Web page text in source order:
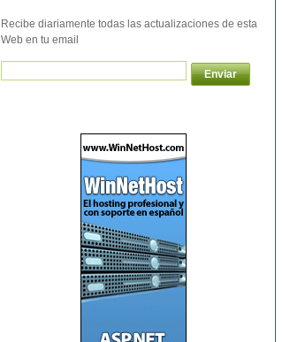
Recibe diariamente todas las actualizaciones de esta
Web en tu email